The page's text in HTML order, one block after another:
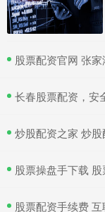
股票配资官网 张
长春股票配资，安
炒股配资之家 炒
股票操盘手下载 股
股票配资手续费 互